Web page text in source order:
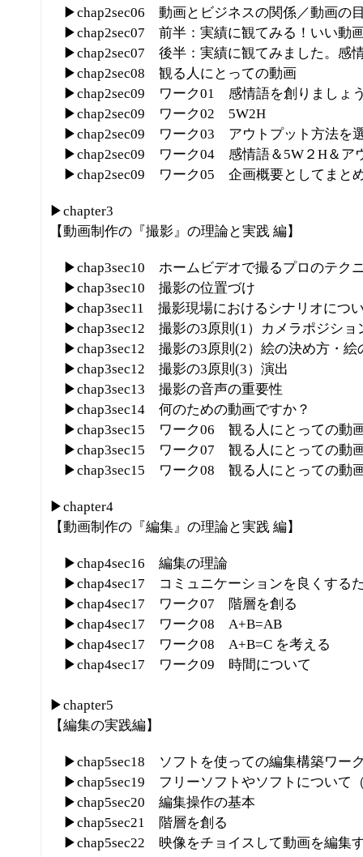
▶chap2sec06 動画とビジネスの関係／動画の
▶chap2sec07 前半：実績に観てみる！いい動
▶chap2sec07 後半：実績に観てみました。感
▶chap2sec08 観る人にとっての動画
▶chap2sec09 ワーク01 感情語を創りましょ
▶chap2sec09 ワーク02 5W2H
▶chap2sec09 ワーク03 アウトプット方法を
▶chap2sec09 ワーク04 感情語＆5W２H＆ア
▶chap2sec09 ワーク05 企画概要としてまと
▶chapter3
【動画制作の『撮影』の理論と実践 編】
▶chap3sec10 ホームビデオで撮るプロのテク
▶chap3sec10 撮影の位置づけ
▶chap3sec11 撮影現場におけるシナリオにつ
▶chap3sec12 撮影の3原則(1）カメラポジショ
▶chap3sec12 撮影の3原則(2）絵の決め方・絵
▶chap3sec12 撮影の3原則(3）演出
▶chap3sec13 撮影の音声の重要性
▶chap3sec14 何のための動画ですか？
▶chap3sec15 ワーク06 観る人にとっての動
▶chap3sec15 ワーク07 観る人にとっての動
▶chap3sec15 ワーク08 観る人にとっての動
▶chapter4
【動画制作の『編集』の理論と実践 編】
▶chap4sec16 編集の理論
▶chap4sec17 コミュニケーションを良くする
▶chap4sec17 ワーク07 階層を創る
▶chap4sec17 ワーク08 A+B=AB
▶chap4sec17 ワーク08 A+B=C を考える
▶chap4sec17 ワーク09 時間について
▶chapter5
【編集の実践編】
▶chap5sec18 ソフトを使っての編集構築ワー
▶chap5sec19 フリーソフトやソフトについて
▶chap5sec20 編集操作の基本
▶chap5sec21 階層を創る
▶chap5sec22 映像をチョイスして動画を編集